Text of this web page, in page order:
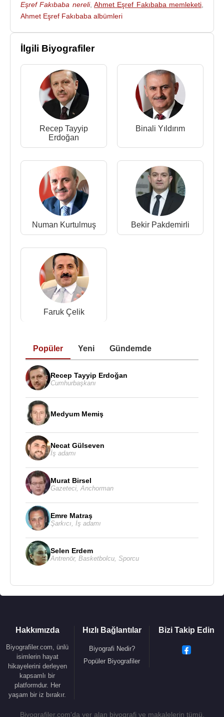
Eşref Fakıbaba nereli,Ahmet Eşref Fakıbaba memleketi
Ahmet Eşref Fakıbaba albümleri
İlgili Biyografiler
Recep Tayyip
Erdoğan
Binali Yıldırım
Numan Kurtulmuş Bekir Pakdemirli
Faruk Çelik
Popüler Yeni Gündemde
Recep Tayyip Erdoğan
Cumhurbaşkanı
Medyum Memiş
Necat Gülseven
İş adamı
Murat Birsel
Gazeteci Anchorman
Emre Matraş
Şarkıcı İş adamı
Selen Erdem
Antrenör, Basketbolcu Sporcu
Hakkımızda
Biyografiler.com, ünlü
isimlerin hayat
hikayelerini derleyen
kapsamlı bir
platformdur. Her
yaşam bir iz bırakır.
Hızlı Bağlantılar
Biyografi Nedir?
Popüler Biyografiler
Bizi Takip Edin
Biyografiler.com'da yer alan biyografi ve makalelerin tümü,